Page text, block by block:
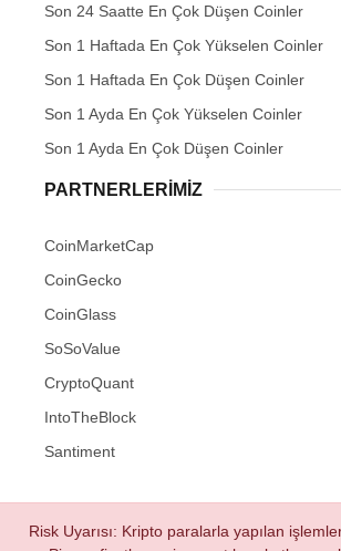
Son 24 Saatte En Çok Düşen Coinler
Son 1 Haftada En Çok Yükselen Coinler
Son 1 Haftada En Çok Düşen Coinler
Son 1 Ayda En Çok Yükselen Coinler
Son 1 Ayda En Çok Düşen Coinler
PARTNERLERIMIZ
CoinMarketCap
CoinGecko
CoinGlass
SoSoValue
CryptoQuant
IntoTheBlock
Santiment
Risk Uyarısı: Kripto paralarla yapılan